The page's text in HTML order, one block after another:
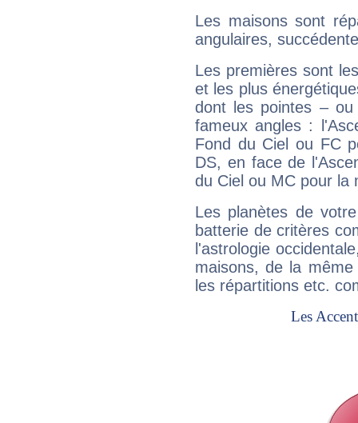
Les maisons sont
angulaires,
Les premières sont
et les plus
dont les pointes –
fameux angles :
Fond du Ciel ou FC
DS, en face de
du Ciel ou MC pour la
Les planètes de
batterie de critères
l'astrologie
maisons, de la
les répartitions etc.